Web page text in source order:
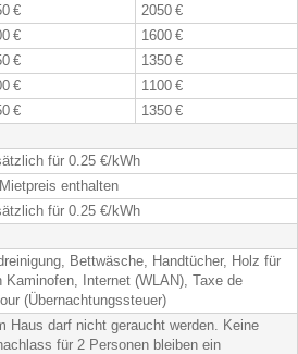
€
2050 €
€
1600 €
€
1350 €
€
1100 €
€
1350 €
für 0.25 €/kWh
enthalten
für 0.25 €/kWh
Bettwäsche, Handtücher, Holz für
Kaminofen, Internet (WLAN), Taxe de
(Übernachtungssteuer)
Haus darf nicht geraucht werden. Keine
für 2 Personen bleiben ein